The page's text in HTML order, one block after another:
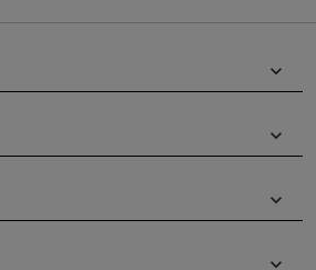
keyboard_arrow_down
keyboard_arrow_down
keyboard_arrow_down
keyboard_arrow_down